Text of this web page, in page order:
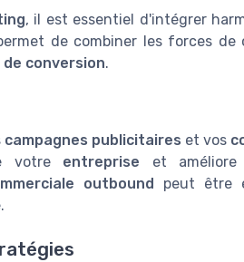
, il est essentiel d'intégrer
de combiner les forces de
conversion.
campagnes publicitaires et vos
votre entreprise et améliore
outbound peut être